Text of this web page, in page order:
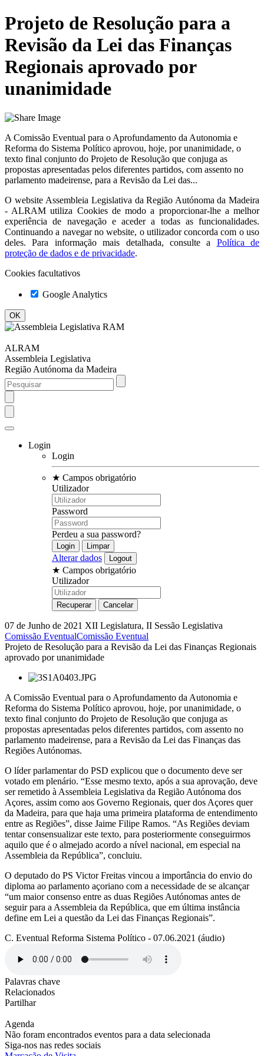
Projeto de Resolução para a
Revisão da Lei das Finanças
Regionais aprovado por
unanimidade
A Comissão Eventual para o Aprofundamento da Autonomia e
Reforma do Sistema Político aprovou, hoje, por unanimidade, o
texto final conjunto do Projeto de Resolução que conjuga as
propostas apresentadas pelos diferentes partidos, com assento no
parlamento madeirense, para a Revisão da Lei das...
O website Assembleia Legislativa da Região Autónoma da Madeira
- ALRAM utiliza Cookies de modo a proporcionar-lhe a melhor
experiência de navegação e aceder a todas as funcionalidades.
Continuando a navegar no website, o utilizador concorda com o uso
deles. Para informação mais detalhada, consulte a
Política de
proteção de dados e de privacidade.
Cookies facultativos
Google Analytics
ALRAM
Assembleia Legislativa
Região Autónoma da Madeira
Login
Login
★ Campos obrigatório
Utilizador
Password
Perdeu a sua password?
Alterar dados
★ Campos obrigatório
Utilizador
07 de Junho de 2021 XII Legislatura, II Sessão Legislativa
Comissão EventualComissão Eventual
Projeto de Resolução para a Revisão da Lei das Finanças Regionais
aprovado por unanimidade
A Comissão Eventual para o Aprofundamento da Autonomia e
Reforma do Sistema Político aprovou, hoje, por unanimidade, o
texto final conjunto do Projeto de Resolução que conjuga as
propostas apresentadas pelos diferentes partidos, com assento no
parlamento madeirense, para a Revisão da Lei das Finanças das
Regiões Autónomas.
O líder parlamentar do PSD explicou que o documento deve ser
votado em plenário. “Esse mesmo texto, após a sua aprovação, deve
ser remetido à Assembleia Legislativa da Região Autónoma dos
Açores, assim como aos Governo Regionais, quer dos Açores quer
da Madeira, para que haja uma primeira plataforma de entendimento
entre as Regiões”, disse Jaime Filipe Ramos. “As Regiões deviam
tentar consensualizar este texto, para posteriormente conseguirmos
aquilo que é o almejado acordo a nível nacional, em especial na
Assembleia da República”, concluiu.
O deputado do PS Victor Freitas vincou a importância do envio do
diploma ao parlamento açoriano com a necessidade de se alcançar
“um maior consenso entre as duas Regiões Autónomas antes de
seguir para a Assembleia da República, que em última instância
define em Lei a questão da Lei das Finanças Regionais”.
C. Eventual Reforma Sistema Político - 07.06.2021 (áudio)
Palavras chave
Relacionados
Partilhar
Agenda
Não foram encontrados eventos para a data selecionada
Siga-nos nas redes sociais